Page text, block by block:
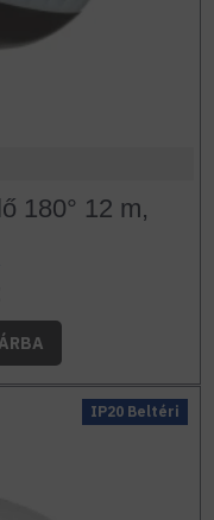
180° 12 m,
IP20 Beltéri